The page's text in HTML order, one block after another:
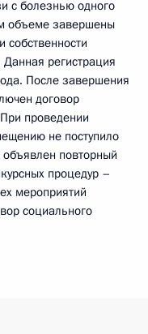
с болезнью одного
объеме завершены
регистрация
После завершения
договор
проведении
не поступило
повторный
процедур –
мероприятий
социального